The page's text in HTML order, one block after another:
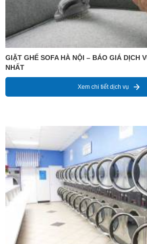
GIẶT GHẾ SOFA HÀ NỘI – BÁO GIÁ DỊCH
NHẤT
Xem chi tiết dịch vụ